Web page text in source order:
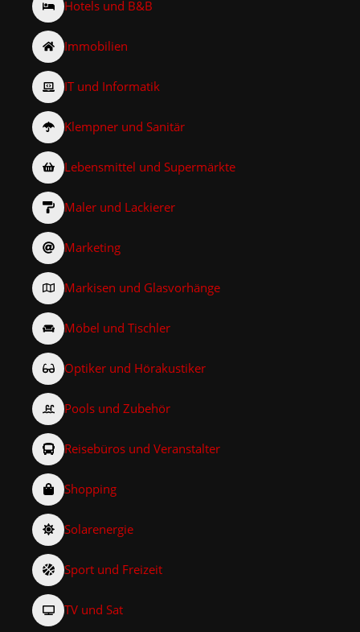
Hotels und B&B
Immobilien
IT und Informatik
Klempner und Sanitär
Lebensmittel und Supermärkte
Maler und Lackierer
Marketing
Markisen und Glasvorhänge
Möbel und Tischler
Optiker und Hörakustiker
Pools und Zubehör
Reisebüros und Veranstalter
Shopping
Solarenergie
Sport und Freizeit
TV und Sat